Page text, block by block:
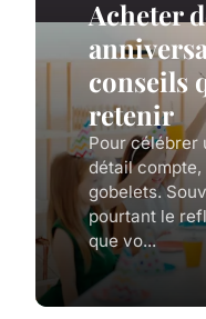
Acheter
conseils
retenir
Pour célébrer
détail
gobelets.
pourtant le
que vo...